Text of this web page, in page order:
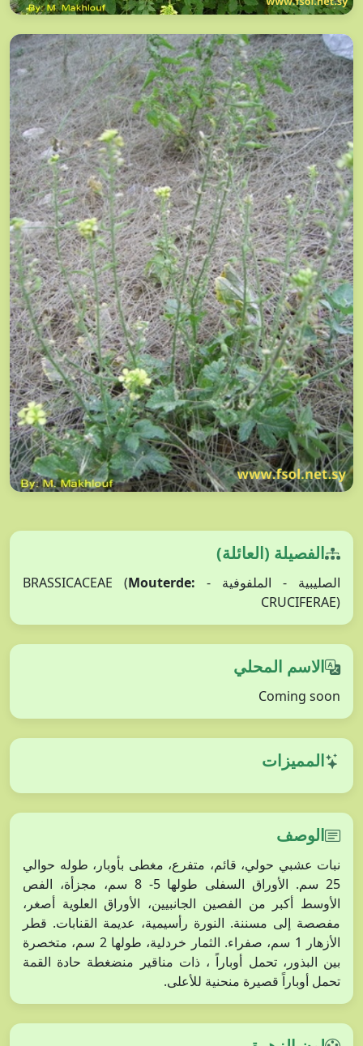
الفصيلة (العائلة)
الصليبية - الملفوفية - BRASSICACEAE ( Mouterde:
CRUCIFERAE)
الاسم المحلي
Coming soon
المميزات
الوصف
نبات عشبي حولي، قائم، متفرع، مغطى بأوبار، طوله حوالي
25 سم. الأوراق السفلى طولها 5- 8 سم، مجزأة، الفص
الأوسط أكبر من الفصين الجانبيين، الأوراق العلوية أصغر،
مفصصة إلى مسننة. النورة رأسيمية، عديمة القنابات. قطر
الأزهار 1 سم، صفراء. الثمار خردلية، طولها 2 سم، متخصرة
بين البذور، تحمل أوباراً ، ذات مناقير منضغطة حادة القمة
تحمل أوباراً قصيرة منحنية للأعلى.